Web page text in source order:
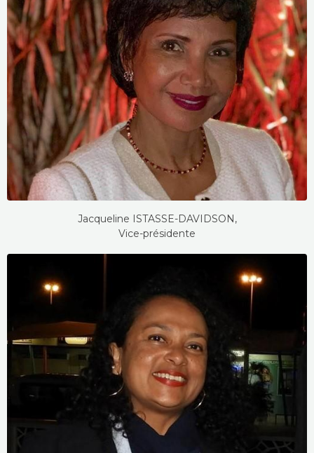
Jacqueline ISTASSE-DAVIDSON,
Vice-présidente